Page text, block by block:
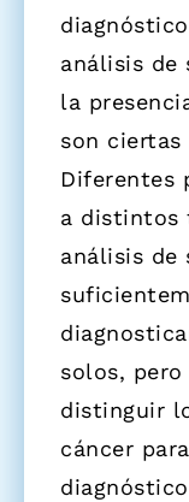
análisis de
la
son ciertas
Diferentes
a distintos
análisis de
solos, pero
distinguir
cáncer